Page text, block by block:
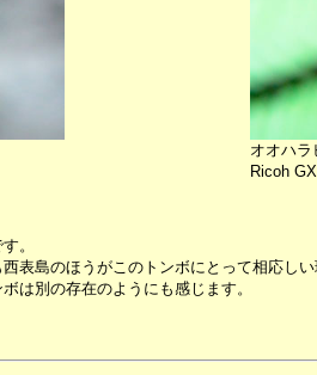
オオハラ
Ricoh
。
表島のほうがこのトンボにとって相応しい
は別の存在のようにも感じます。